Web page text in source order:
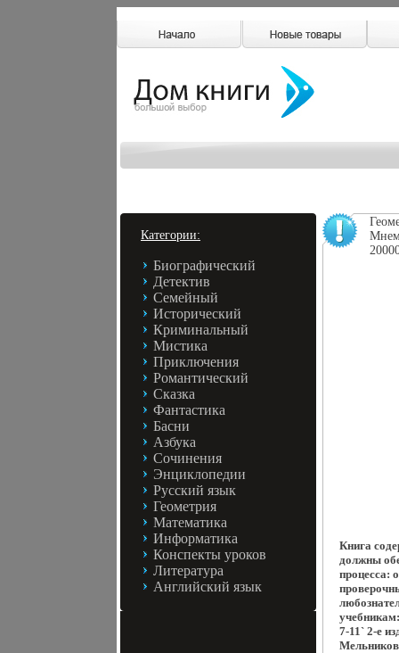
Категории:
Биографический
Детектив
Семейный
Исторический
Криминальный
Мистика
Приключения
Романтический
Сказка
Фантастика
Басни
Азбука
Сочинения
Энциклопедии
Русский язык
Геометрия
Математика
Информатика
Конспекты уроков
Литература
Английский язык
Книга
должны
процесса:
7-11` 2-е